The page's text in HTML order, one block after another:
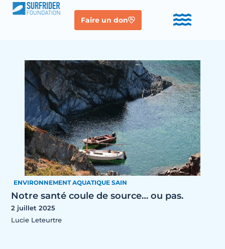
Faire un don
ENVIRONNEMENT AQUATIQUE SAIN
Notre santé coule de source… ou pas.
2 juillet 2025
Lucie Leteurtre